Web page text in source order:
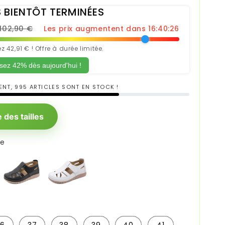
BIENTÔT TERMINÉES
€ Les prix augmentent dans 16:40:24
42,91 € ! Offre à durée limitée.
42% dès aujourd'hui !
995 ARTICLES SONT EN STOCK !
des tailles
Noir Blanc